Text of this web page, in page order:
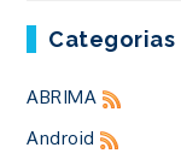
Categorias
ABRIMA
Android